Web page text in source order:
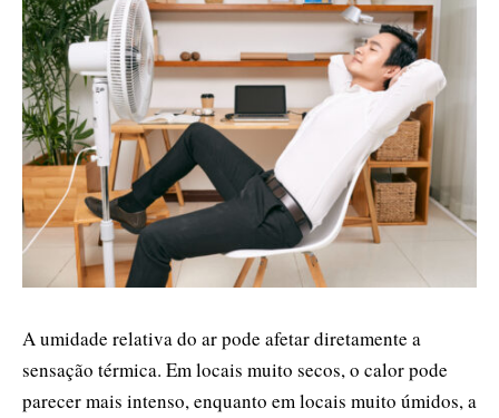
A umidade relativa do ar pode afetar diretamente a
sensação térmica. Em locais muito secos, o calor pode
parecer mais intenso, enquanto em locais muito úmidos, a